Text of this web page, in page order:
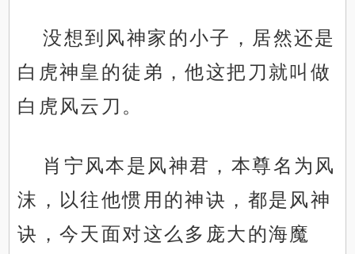
没想到风神家的小子，居然还是
白虎神皇的徒弟，他这把刀就叫做
白虎风云刀。
肖宁风本是风神君，本尊名为风
沫，以往他惯用的神诀，都是风神
诀，今天面对这么多庞大的海魔